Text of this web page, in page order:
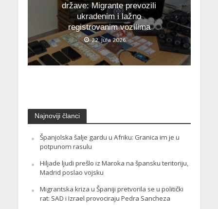
države: Migrante prevozili
ukradenim i lažno
registrovanim vozilima
22. Jula 2026.
Najnoviji članci
Španjolska šalje gardu u Afriku: Granica im je u
potpunom rasulu
Hiljade ljudi prešlo iz Maroka na špansku teritoriju,
Madrid poslao vojsku
Migrantska kriza u Španiji pretvorila se u politički
rat: SAD i Izrael provociraju Pedra Sancheza